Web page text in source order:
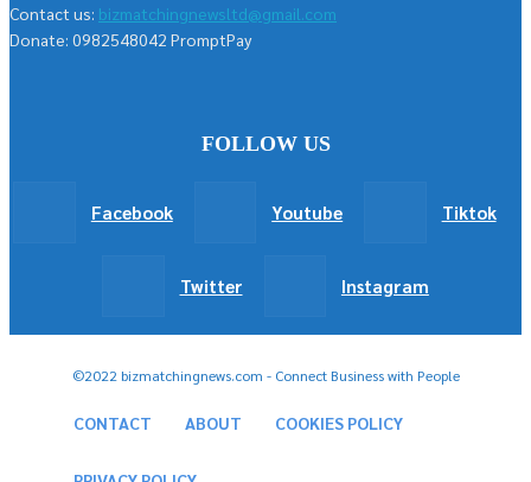
Contact us: bizmatchingnewsltd@gmail.com
Donate: 0982548042 PromptPay
FOLLOW US
Facebook Youtube Tiktok
Twitter Instagram
©2022 bizmatchingnews.com - Connect Business with People
CONTACT ABOUT COOKIES POLICY